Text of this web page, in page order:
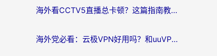
海外看CCTV5直播总卡顿？这篇指南教你选对回国加速器，无缝刷国内资源
海外党必看：云极VPN好用吗？和uuVPN对比哪个回国效果更好？附真实体验+避坑指南